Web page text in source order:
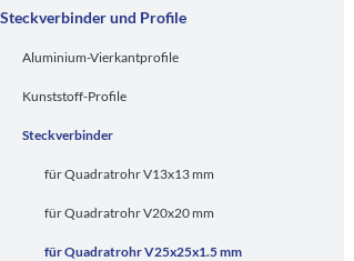
Steckverbinder und Profile
Aluminium-Vierkantprofile
Kunststoff-Profile
Steckverbinder
für Quadratrohr V13x13 mm
für Quadratrohr V20x20 mm
für Quadratrohr V25x25x1.5 mm